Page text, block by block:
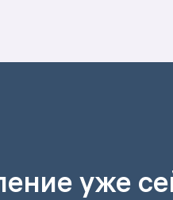
уже